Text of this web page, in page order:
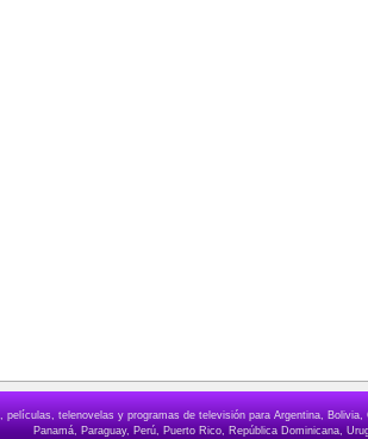
películas, telenovelas y programas de televisión para Argentina,
Panamá, Paraguay, Perú, Puerto Rico, República Dominicana,